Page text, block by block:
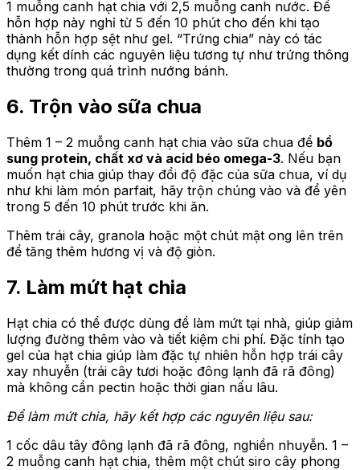
1 muỗng canh hạt chia với 2,5 muỗng canh nước. Để
hỗn hợp này nghỉ từ 5 đến 10 phút cho đến khi tạo
thành hỗn hợp sệt như gel. “Trứng chia” này có tác
dụng kết dính các nguyên liệu tương tự như trứng thông
thường trong quá trình nướng bánh.
6. Trộn vào sữa chua
Thêm 1 – 2 muỗng canh hạt chia vào sữa chua để bổ
sung protein, chất xơ và acid béo omega-3. Nếu bạn
muốn hạt chia giúp thay đổi độ đặc của sữa chua, ví dụ
như khi làm món parfait, hãy trộn chúng vào và để yên
trong 5 đến 10 phút trước khi ăn.
Thêm trái cây, granola hoặc một chút mật ong lên trên
để tăng thêm hương vị và độ giòn.
7. Làm mứt hạt chia
Hạt chia có thể được dùng để làm mứt tại nhà, giúp giảm
lượng đường thêm vào và tiết kiệm chi phí. Đặc tính tạo
gel của hạt chia giúp làm đặc tự nhiên hỗn hợp trái cây
xay nhuyễn (trái cây tươi hoặc đông lạnh đã rã đông)
mà không cần pectin hoặc thời gian nấu lâu.
Để làm mứt chia, hãy kết hợp các nguyên liệu sau:
1 cốc dâu tây đông lạnh đã rã đông, nghiền nhuyễn. 1 –
2 muỗng canh hạt chia, thêm một chút siro cây phong